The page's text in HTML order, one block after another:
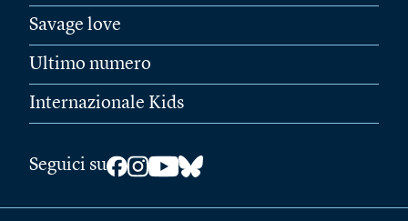
Savage love
Ultimo numero
Internazionale Kids
Seguici su